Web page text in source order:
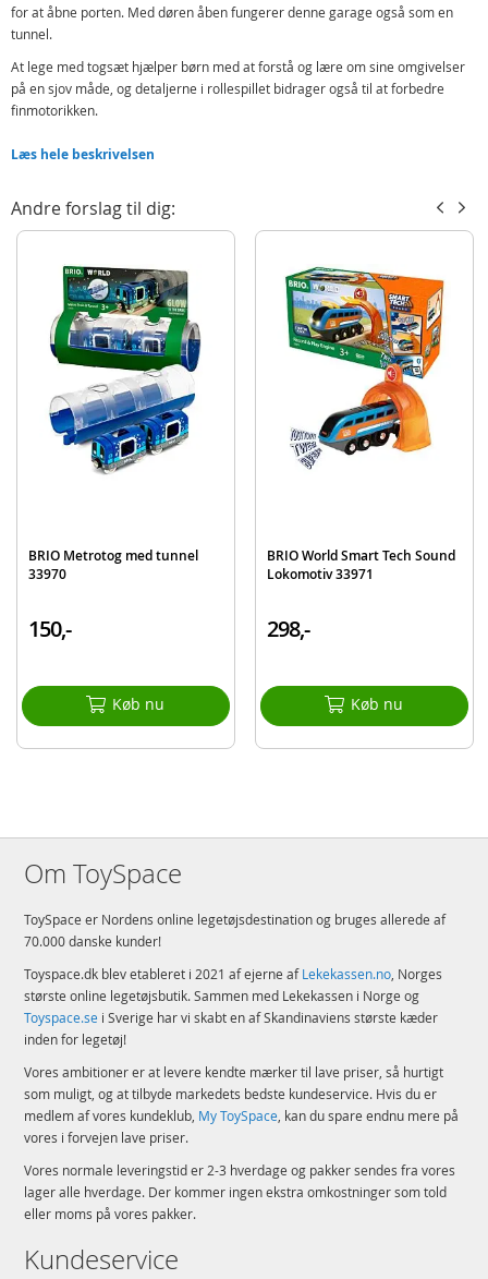
for at åbne porten. Med døren åben fungerer denne garage også som en
tunnel.
At lege med togsæt hjælper børn med at forstå og lære om sine omgivelser
på en sjov måde, og detaljerne i rollespillet bidrager også til at forbedre
finmotorikken.
Alder: fra 3 år
mange muligheder. Vær hvem du vil og hvor du vil i BRIO World. Byg, byg på
nyt, find på og inviter. Alle seks temaer i BRIO World er knyttet sammen i et
interaktivt system, så du kan køre, løbe eller flyve mellem dem hvis du vil.
Velkommen til eventyret!
Produktdetaljer
Læs hele beskrivelsen
Andre forslag til dig:
BRIO Metrotog med tunnel
33970
150,-
Køb nu
BRIO World Smart Tech Sound
Lokomotiv 33971
298,-
Køb nu
Om ToySpace
ToySpace er Nordens online legetøjsdestination og bruges allerede af
70.000 danske kunder!
Toyspace.dk blev etableret i 2021 af ejerne afLekekassen.no, Norges
største online legetøjsbutik. Sammen med Lekekassen i Norge og
Toyspace.se i Sverige har vi skabt en af Skandinaviens største kæder
inden for legetøj!
Vores ambitioner er at levere kendte mærker til lave priser, så hurtigt
som muligt, og at tilbyde markedets bedste kundeservice. Hvis du er
medlem af vores kundeklub, My ToySpace, kan du spare endnu mere på
vores i forvejen lave priser.
Vores normale leveringstid er 2-3 hverdage og pakker sendes fra vores
lager alle hverdage. Der kommer ingen ekstra omkostninger som told
eller moms på vores pakker.
Kundeservice